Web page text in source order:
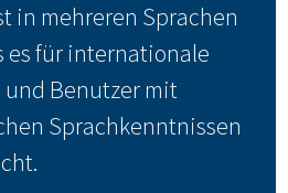
in mehreren Sprachen
es für internationale
Benutzer mit
Sprachkenntnissen